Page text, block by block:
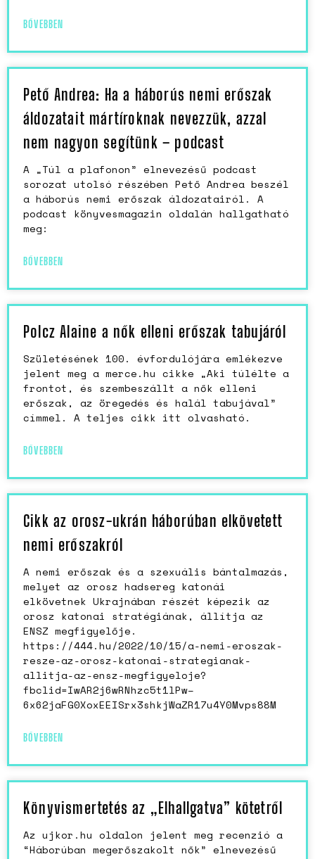
BŐVEBBEN
Pető Andrea: Ha a háborús nemi erőszak
áldozatait mártíroknak nevezzük, azzal
nem nagyon segítünk – podcast
A „Túl a plafonon” elnevezésű podcast
sorozat utolsó részében Pető Andrea beszél
a háborús nemi erőszak áldozatairól. A
podcast könyvesmagazin oldalán hallgatható
meg:
BŐVEBBEN
Polcz Alaine a nők elleni erőszak tabujáról
Születésének 100. évfordulójára emlékezve
jelent meg a merce.hu cikke „Aki túlélte a
frontot, és szembeszállt a nők elleni
erőszak, az öregedés és halál tabujával”
címmel. A teljes cikk itt olvasható.
BŐVEBBEN
Cikk az orosz-ukrán háborúban elkövetett
nemi erőszakról
A nemi erőszak és a szexuális bántalmazás,
melyet az orosz hadsereg katonái
elkövetnek Ukrajnában részét képezik az
orosz katonai stratégiának, állítja az
ENSZ megfigyelője.
https://444.hu/2022/10/15/a-nemi-eroszak-
resze-az-orosz-katonai-strategianak-
allitja-az-ensz-megfigyeloje?
fbclid=IwAR2j6wRNhzc5t1lPw–
6x62jaFG0XoxEEISrx3shkjWaZR17u4Y0Mvps88M
BŐVEBBEN
Könyvismertetés az „Elhallgatva” kötetről
Az ujkor.hu oldalon jelent meg recenzió a
“Háborúban megerőszakolt nők” elnevezésű